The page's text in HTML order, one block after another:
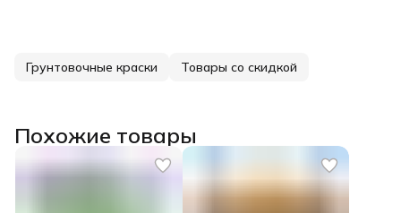
Грунтовочные краски Товары со скидкой
Похожие товары